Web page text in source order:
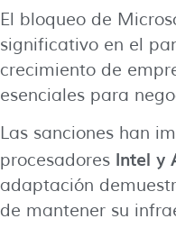
El bloqueo de
significativo en el
crecimiento de
esenciales para
Las sanciones han
procesadores Intel y
adaptación
de mantener su